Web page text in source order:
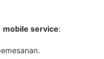
mobile service: